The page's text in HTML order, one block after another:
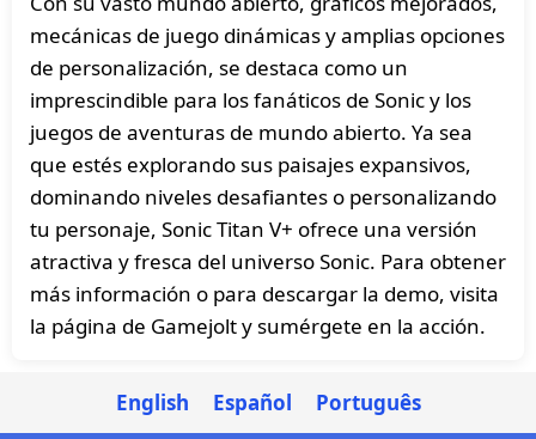
mecánicas de juego dinámicas y amplias opciones
de personalización, se destaca como un
imprescindible para los fanáticos de Sonic y los
juegos de aventuras de mundo abierto. Ya sea
que estés explorando sus paisajes expansivos,
dominando niveles desafiantes o personalizando
tu personaje, Sonic Titan V+ ofrece una versión
atractiva y fresca del universo Sonic. Para obtener
más información o para descargar la demo, visita
la página de Gamejolt y sumérgete en la acción.
English Español Português